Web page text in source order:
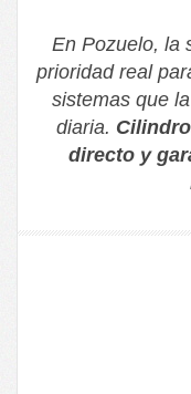
En Pozuelo, la
prioridad real
sistemas que
diaria.
directo y